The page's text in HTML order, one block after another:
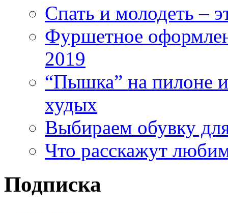
Спать и молодеть –
Фуршетное
2019
“Пышка” на пилоне
худых
Выбираем обувку
Что расскажут
Подписка